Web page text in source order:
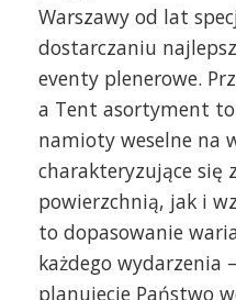
Warszawy od lat
dostarczaniu
eventy plenerowe.
a Tent asortyment
namioty weselne na
charakteryzujące się
powierzchnią, jak i
to dopasowanie
każdego wydarzenia
planujecie Państwo